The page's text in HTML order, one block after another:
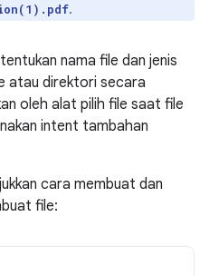
.
nama file dan jenis
atau direktori secara
oleh alat pilih file saat file
intent tambahan
cara membuat dan
file: